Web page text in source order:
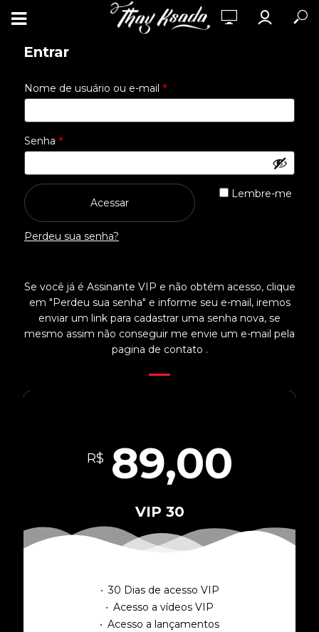
Entrar
Nome de usuário ou e-mail *Obrigatório
Senha *Obrigatório
Lembre-me
Acessar
Perdeu sua senha?
Se você já é Assinante VIP e não obtém acesso, clique
em "Perdeu sua senha" e informe seu e-mail, iremos
enviar um link para cadastrar uma senha nova, se
mesmo assim não conseguir me envie um e-mail pela
pagina de contato .
R$ 89,00
VIP 30
30 Dias de acesso VIP
Acesso a vídeos VIP
Acesso a lançamentos